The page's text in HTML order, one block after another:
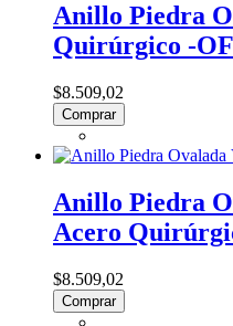
Anillo Piedra
Quirúrgico -
$8.509,02
Comprar
Anillo Piedra
Acero
$8.509,02
Comprar